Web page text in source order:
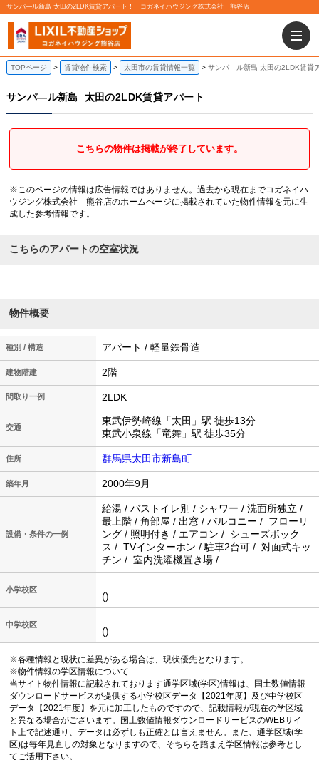
サンパ―ル新島 太田の2LDK賃貸アパート！｜コガネイハウジング株式会社 熊谷店
TOPページ 賃貸物件検索 太田市の賃貸情報一覧 サンパ―ル新島 太田の2LDK賃貸
サンパ―ル新島 太田の2LDK賃貸アパート
こちらの物件は掲載が終了しています。
※このページの情報は広告情報ではありません。過去から現在までコガネイハ
ウジング株式会社 熊谷店のホームぺージに掲載されていた物件情報を元に生
成した参考情報です。
こちらのアパートの空室状況
物件概要
種別 / 構造 アパート / 軽量鉄骨造
建物階建 2階
間取り一例 2LDK
交通
東武伊勢崎線「太田」駅 徒歩13分
東武小泉線「竜舞」駅 徒歩35分
住所 群馬県太田市新島町
築年月 2000年9月
設備・条件の一例
給湯 / バストイレ別 / シャワー / 洗面所独立 /
最上階 / 角部屋 / 出窓 / バルコニー / フローリ
ング / 照明付き / エアコン / シューズボック
ス / TVインターホン / 駐車2台可 / 対面式キッ
チン / 室内洗濯機置き場 /
小学校区
()
中学校区
()
※各種情報と現状に差異がある場合は、現状優先となります。
※物件情報の学区情報について
当サイト物件情報に記載されております通学区域(学区)情報は、国土数値情報
ダウンロードサービスが提供する小学校区データ【2021年度】及び中学校区
データ【2021年度】を元に加工したものですので、記載情報が現在の学区域
と異なる場合がございます。国土数値情報ダウンロードサービスのWEBサイ
ト上で記述通り、データは必ずしも正確とは言えません。また、通学区域(学
区)は毎年見直しの対象となりますので、そちらを踏まえ学区情報は参考とし
てご活用下さい。